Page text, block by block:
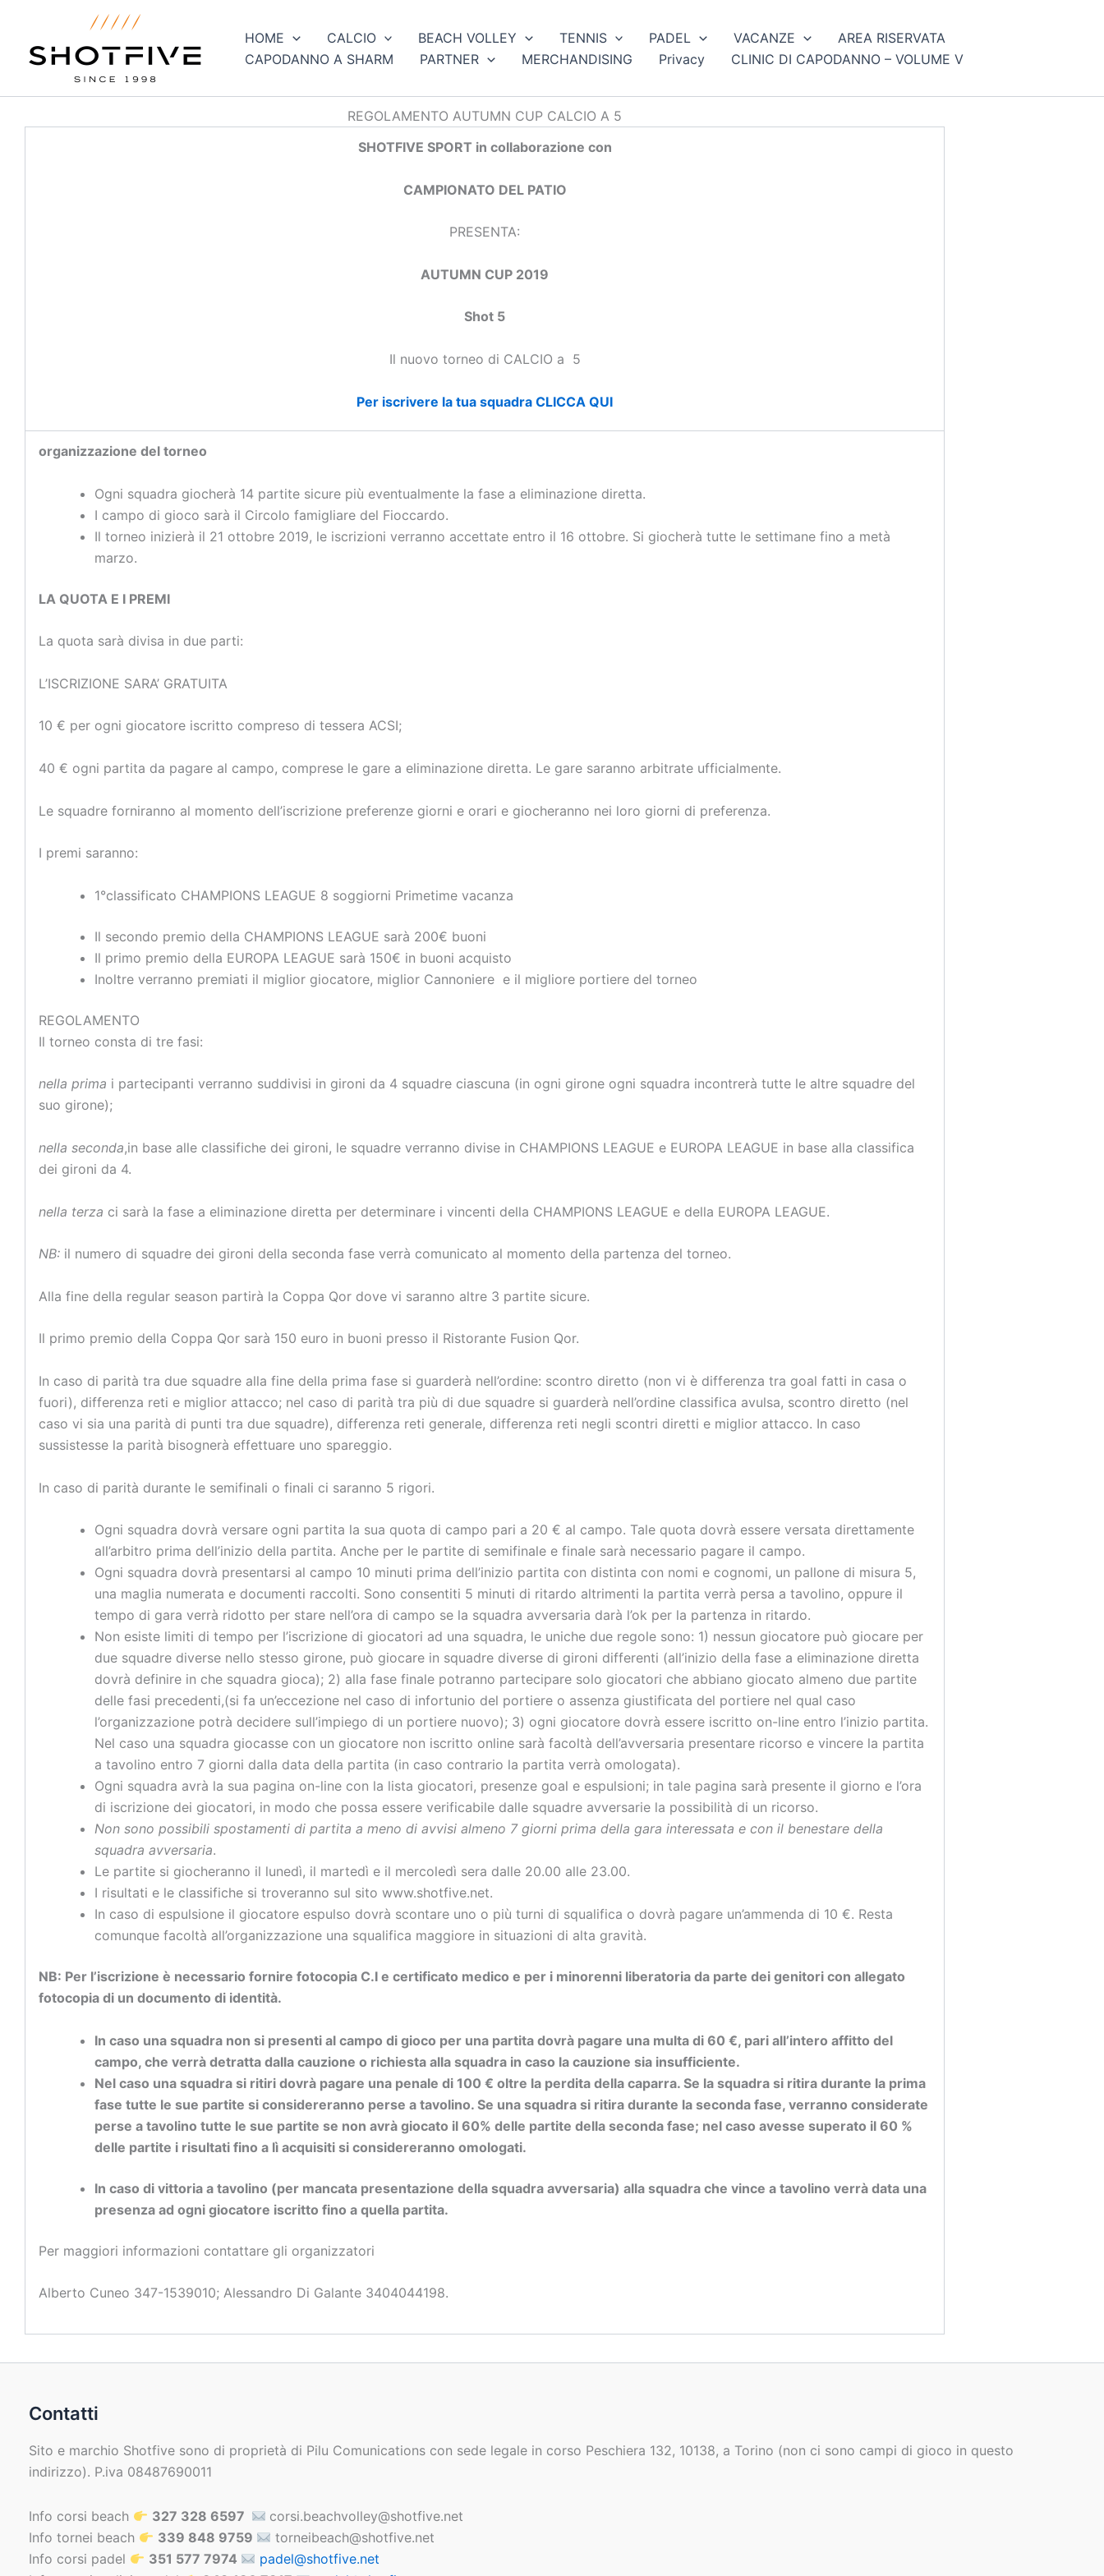
contenuto
HOME CALCIO BEACH VOLLEY TENNIS PADEL VACANZE
AREA RISERVATA
CAPODANNO A SHARM
PARTNER MERCHANDISING Privacy CLINIC DI CAPODANNO – VOLUME V
REGOLAMENTO AUTUMN CUP CALCIO A 5
SHOTFIVE SPORT in collaborazione con
CAMPIONATO DEL PATIO
PRESENTA:
AUTUMN CUP 2019
Shot 5
Il nuovo torneo di CALCIO a 5
Per iscrivere la tua squadra CLICCA QUI
organizzazione del torneo
Ogni squadra giocherà 14 partite sicure più eventualmente la fase a eliminazione diretta.
I campo di gioco sarà il Circolo famigliare del Fioccardo.
Il torneo inizierà il 21 ottobre 2019, le iscrizioni verranno accettate entro il 16 ottobre. Si giocherà tutte le settimane fino a metà
marzo.
LA QUOTA E I PREMI
La quota sarà divisa in due parti:
L’ISCRIZIONE SARA’ GRATUITA
10 € per ogni giocatore iscritto compreso di tessera ACSI;
40 € ogni partita da pagare al campo, comprese le gare a eliminazione diretta. Le gare saranno arbitrate ufficialmente.
Le squadre forniranno al momento dell’iscrizione preferenze giorni e orari e giocheranno nei loro giorni di preferenza.
I premi saranno:
1°classificato CHAMPIONS LEAGUE 8 soggiorni Primetime vacanza
Il secondo premio della CHAMPIONS LEAGUE sarà 200€ buoni
Il primo premio della EUROPA LEAGUE sarà 150€ in buoni acquisto
Inoltre verranno premiati il miglior giocatore, miglior Cannoniere e il migliore portiere del torneo
REGOLAMENTO
Il torneo consta di tre fasi:
nella prima i partecipanti verranno suddivisi in gironi da 4 squadre ciascuna (in ogni girone ogni squadra incontrerà tutte le altre squadre del
suo girone);
nella seconda,in base alle classifiche dei gironi, le squadre verranno divise in CHAMPIONS LEAGUE e EUROPA LEAGUE in base alla classifica
dei gironi da 4.
nella terza ci sarà la fase a eliminazione diretta per determinare i vincenti della CHAMPIONS LEAGUE e della EUROPA LEAGUE.
NB: il numero di squadre dei gironi della seconda fase verrà comunicato al momento della partenza del torneo.
Alla fine della regular season partirà la Coppa Qor dove vi saranno altre 3 partite sicure.
Il primo premio della Coppa Qor sarà 150 euro in buoni presso il Ristorante Fusion Qor.
In caso di parità tra due squadre alla fine della prima fase si guarderà nell’ordine: scontro diretto (non vi è differenza tra goal fatti in casa o
fuori), differenza reti e miglior attacco; nel caso di parità tra più di due squadre si guarderà nell’ordine classifica avulsa, scontro diretto (nel
caso vi sia una parità di punti tra due squadre), differenza reti generale, differenza reti negli scontri diretti e miglior attacco. In caso
sussistesse la parità bisognerà effettuare uno spareggio.
In caso di parità durante le semifinali o finali ci saranno 5 rigori.
Ogni squadra dovrà versare ogni partita la sua quota di campo pari a 20 € al campo. Tale quota dovrà essere versata direttamente
all’arbitro prima dell’inizio della partita. Anche per le partite di semifinale e finale sarà necessario pagare il campo.
Ogni squadra dovrà presentarsi al campo 10 minuti prima dell’inizio partita con distinta con nomi e cognomi, un pallone di misura 5,
una maglia numerata e documenti raccolti. Sono consentiti 5 minuti di ritardo altrimenti la partita verrà persa a tavolino, oppure il
tempo di gara verrà ridotto per stare nell’ora di campo se la squadra avversaria darà l’ok per la partenza in ritardo.
Non esiste limiti di tempo per l’iscrizione di giocatori ad una squadra, le uniche due regole sono: 1) nessun giocatore può giocare per
due squadre diverse nello stesso girone, può giocare in squadre diverse di gironi differenti (all’inizio della fase a eliminazione diretta
dovrà definire in che squadra gioca); 2) alla fase finale potranno partecipare solo giocatori che abbiano giocato almeno due partite
delle fasi precedenti,(si fa un’eccezione nel caso di infortunio del portiere o assenza giustificata del portiere nel qual caso
l’organizzazione potrà decidere sull’impiego di un portiere nuovo); 3) ogni giocatore dovrà essere iscritto on-line entro l’inizio partita.
Nel caso una squadra giocasse con un giocatore non iscritto online sarà facoltà dell’avversaria presentare ricorso e vincere la partita
a tavolino entro 7 giorni dalla data della partita (in caso contrario la partita verrà omologata).
Ogni squadra avrà la sua pagina on-line con la lista giocatori, presenze goal e espulsioni; in tale pagina sarà presente il giorno e l’ora
di iscrizione dei giocatori, in modo che possa essere verificabile dalle squadre avversarie la possibilità di un ricorso.
Non sono possibili spostamenti di partita a meno di avvisi almeno 7 giorni prima della gara interessata e con il benestare della
squadra avversaria.
Le partite si giocheranno il lunedì, il martedì e il mercoledì sera dalle 20.00 alle 23.00.
I risultati e le classifiche si troveranno sul sito www.shotfive.net.
In caso di espulsione il giocatore espulso dovrà scontare uno o più turni di squalifica o dovrà pagare un’ammenda di 10 €. Resta
comunque facoltà all’organizzazione una squalifica maggiore in situazioni di alta gravità.
NB: Per l’iscrizione è necessario fornire fotocopia C.I e certificato medico e per i minorenni liberatoria da parte dei genitori con allegato
fotocopia di un documento di identità.
In caso una squadra non si presenti al campo di gioco per una partita dovrà pagare una multa di 60 €, pari all’intero affitto del
campo, che verrà detratta dalla cauzione o richiesta alla squadra in caso la cauzione sia insufficiente.
Nel caso una squadra si ritiri dovrà pagare una penale di 100 € oltre la perdita della caparra. Se la squadra si ritira durante la prima
fase tutte le sue partite si considereranno perse a tavolino. Se una squadra si ritira durante la seconda fase, verranno considerate
perse a tavolino tutte le sue partite se non avrà giocato il 60% delle partite della seconda fase; nel caso avesse superato il 60 %
delle partite i risultati fino a lì acquisiti si considereranno omologati.
In caso di vittoria a tavolino (per mancata presentazione della squadra avversaria) alla squadra che vince a tavolino verrà data una
presenza ad ogni giocatore iscritto fino a quella partita.
Per maggiori informazioni contattare gli organizzatori
Alberto Cuneo 347-1539010; Alessandro Di Galante 3404044198.
Contatti
Sito e marchio Shotfive sono di proprietà di Pilu Comunications con sede legale in corso Peschiera 132, 10138, a Torino (non ci sono campi di gioco in questo
indirizzo). P.iva 08487690011
Info corsi beach 327 328 6597
corsi.beachvolley@shotfive.net
Info tornei beach
339 848 9759
torneibeach@shotfive.net
Info corsi padel
351 577 7974
padel@shotfive.net